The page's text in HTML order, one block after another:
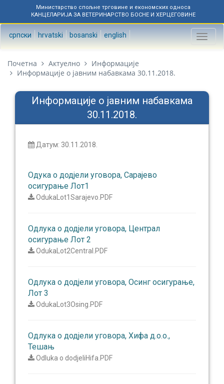
Министарство спољне трговине и економских односа
КАНЦЕЛАРИЈА ЗА ВЕТЕРИНАРСТВО БОСНЕ И ХЕРЦЕГОВИНЕ
српски hrvatski bosanski english
Toggle
Почетна Актуелно
Информације
Информације о јавним набавкама 30.11.2018.
Информације о јавним набавкама
30.11.2018.
Датум: 30.11.2018.
Oдука о додјели уговора, Сарајево
осигурање Лот1
OdukaLot1Sarajevo.PDF
Oдлука о додјели уговора, Централ
осигурање Лот 2
OdukaLot2Central.PDF
Oдлука о додјели уговора, Осинг осигурање,
Лот 3
OdukaLot3Osing.PDF
Oдлука о додјели уговора, Хифа д.о.о.,
Тешањ
Odluka o dodjeliHifa.PDF